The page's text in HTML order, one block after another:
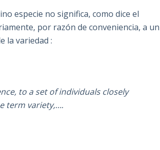
especie no significa, como dice el
por razón de conveniencia, a un
la variedad :
to a set of individuals closely
term variety,….